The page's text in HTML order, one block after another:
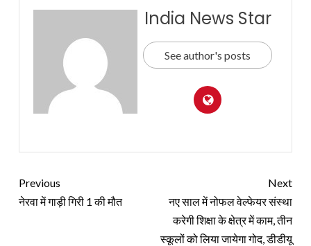
India News Star
See author's posts
Previous
नेरवा में गाड़ी गिरी 1 की मौत
Next
नए साल में नोफल वेल्फेयर संस्था
करेगी शिक्षा के क्षेत्र में काम, तीन
स्कूलों को लिया जायेगा गोद, डीडीयू